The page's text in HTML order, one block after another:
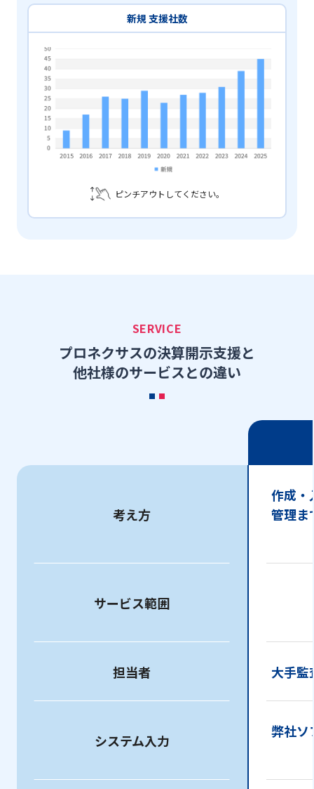
新規 支援社数
ピンチアウトしてください。
SERVICE
プロネクサスの決算開示支援と
他社様のサービスとの違い
考え方
作成・
管理ま
サービス範囲
担当者 大手監
システム入力
弊社ソ